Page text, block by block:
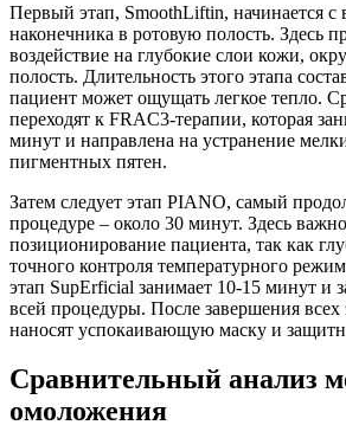
Первый этап, SmoothLiftin, начинается с
наконечника в ротовую полость. Здесь
воздействие на глубокие слои кожи,
полость. Длительность этого этапа
пациент может ощущать легкое тепло.
переходят к FRAC3-терапии, которая
минут и направлена на устранение
пигментных пятен.
Затем следует этап PIANO, самый
процедуре – около 30 минут. Здесь
позиционирование пациента, так как
точного контроля температурного
этап SupErficial занимает 10-15 минут и
всей процедуры. После завершения всех
наносят успокаивающую маску и
Сравнительный анализ
омоложения